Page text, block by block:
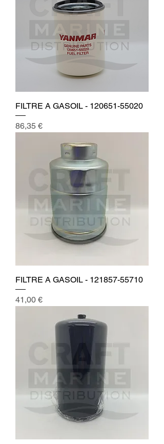
FILTRE A GASOIL - 120651-55020
Prix
86,35 €
FILTRE A GASOIL - 121857-55710
Prix
41,00 €